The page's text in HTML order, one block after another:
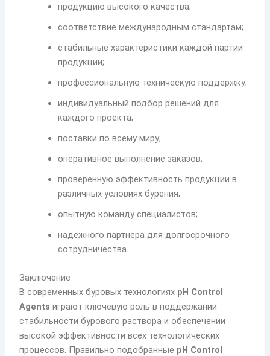
продукцию высокого качества;
соответствие международным стандартам;
стабильные характеристики каждой партии
продукции;
профессиональную техническую поддержку;
индивидуальный подбор решений для
каждого проекта;
поставки по всему миру;
оперативное выполнение заказов;
проверенную эффективность продукции в
различных условиях бурения;
опытную команду специалистов;
надежного партнера для долгосрочного
сотрудничества.
Заключение
В современных буровых технологиях pH Control
Agents играют ключевую роль в поддержании
стабильности бурового раствора и обеспечении
высокой эффективности всех технологических
процессов. Правильно подобранные pH Control